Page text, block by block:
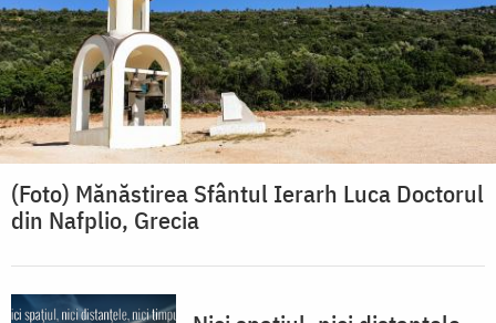
(Foto) Mănăstirea Sfântul Ierarh Luca Doctorul
din Nafplio, Grecia